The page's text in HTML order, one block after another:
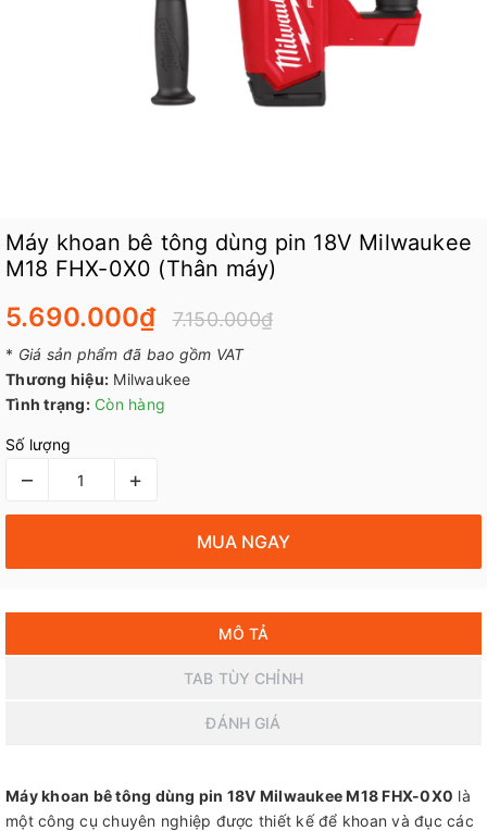
Máy khoan bê tông dùng pin 18V Milwaukee
M18 FHX​-0X0 (Thân máy)
5.690.000₫ 7.150.000₫
* Giá sản phẩm đã bao gồm VAT
Thương hiệu: Milwaukee
Tình trạng: Còn hàng
Số lượng
– +
MUA NGAY
MÔ TẢ
TAB TÙY CHỈNH
ĐÁNH GIÁ
Máy khoan bê tông dùng pin 18V Milwaukee M18 FHX-0X0 là
một công cụ chuyên nghiệp được thiết kế để khoan và đục các